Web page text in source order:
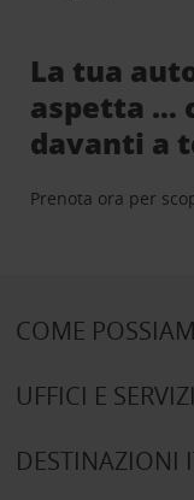
La tua
aspetta …
davanti a
Prenota ora per
COME
UFFICI E SERVIZI
DESTINAZIONI